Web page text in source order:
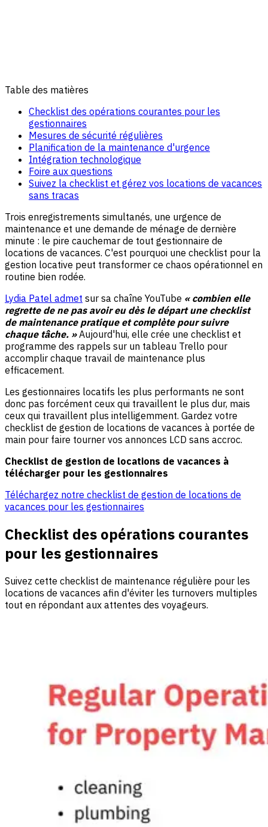
Table des matières
Checklist des opérations courantes pour les
gestionnaires
Mesures de sécurité régulières
Planification de la maintenance d'urgence
Intégration technologique
Foire aux questions
Suivez la checklist et gérez vos locations de vacances
sans tracas
Trois enregistrements simultanés, une urgence de
maintenance et une demande de ménage de dernière
minute : le pire cauchemar de tout gestionnaire de
locations de vacances. C'est pourquoi une checklist pour la
gestion locative peut transformer ce chaos opérationnel en
routine bien rodée.
Lydia Patel admet sur sa chaîne YouTube « combien elle
regrette de ne pas avoir eu dès le départ une checklist
de maintenance pratique et complète pour suivre
chaque tâche. »Aujourd'hui, elle crée une checklist et
programme des rappels sur un tableau Trello pour
accomplir chaque travail de maintenance plus
efficacement.
Les gestionnaires locatifs les plus performants ne sont
donc pas forcément ceux qui travaillent le plus dur, mais
ceux qui travaillent plus intelligemment. Gardez votre
checklist de gestion de locations de vacances à portée de
main pour faire tourner vos annonces LCD sans accroc.
Checklist de gestion de locations de vacances à
télécharger pour les gestionnaires
Téléchargez notre checklist de gestion de locations de
vacances pour les gestionnaires
Checklist des opérations courantes
pour les gestionnaires
Suivez cette checklist de maintenance régulière pour les
locations de vacances afin d'éviter les turnovers multiples
tout en répondant aux attentes des voyageurs.